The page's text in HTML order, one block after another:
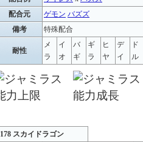
配合元
ゲモン バズズ
備考
特殊配合
耐性
メ
ラ
イ
オ
バ
ギ
ギ
ラ
ヒ
ヤ
デ
イ
ド
ル
178 スカイドラゴン